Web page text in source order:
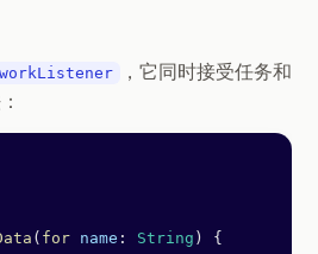
，它同时接受任务和
( for name : String ) {